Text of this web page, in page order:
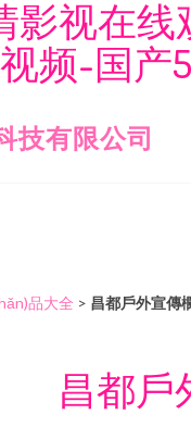
视在线
频-国
技有限公司
品大全 > 昌都戶外宣傳
昌都戶